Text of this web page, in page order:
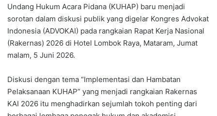
Undang Hukum Acara Pidana (KUHAP) baru menjadi
sorotan dalam diskusi publik yang digelar Kongres Advokat
Indonesia (ADVOKAI) pada rangkaian Rapat Kerja Nasional
(Rakernas) 2026 di Hotel Lombok Raya, Mataram, Jumat
malam, 5 Juni 2026.
Diskusi dengan tema “Implementasi dan Hambatan
Pelaksanaan KUHAP” yang menjadi rangkaian Rakernas
KAI 2026 itu menghadirkan sejumlah tokoh penting dari